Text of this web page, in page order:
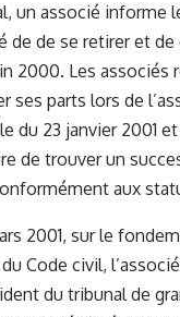
un associé informe
de de se retirer et de
2000. Les associés
ses parts lors de
du 23 janvier 2001
de trouver un
aux
2001, sur le
Code civil,
du tribunal de